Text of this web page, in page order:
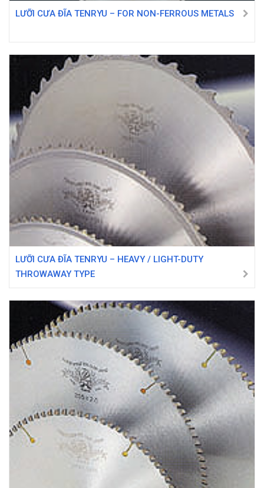
LƯỠI CƯA ĐĨA TENRYU – FOR NON-FERROUS METALS
LƯỠI CƯA ĐĨA TENRYU – HEAVY / LIGHT-DUTY
THROWAWAY TYPE